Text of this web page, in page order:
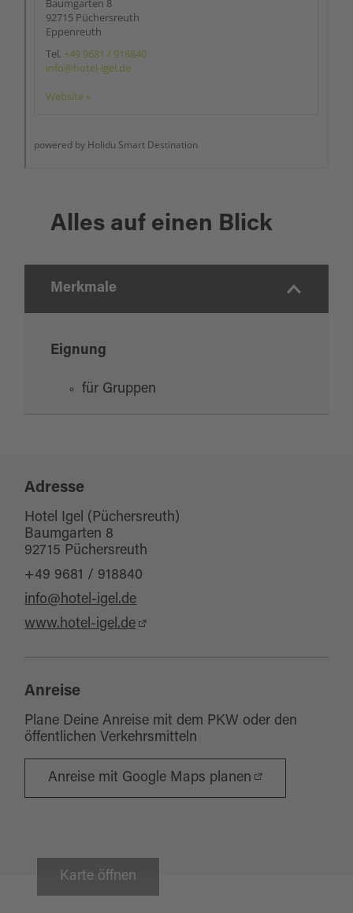
Alles auf einen Blick
Merkmale
Eignung
für Gruppen
Adresse
Hotel Igel (Püchersreuth)
Baumgarten 8
92715 Püchersreuth
+49 9681 / 918840
info@hotel-igel.de
www.hotel-igel.de
Anreise
Plane Deine Anreise mit dem PKW oder den
öffentlichen Verkehrsmitteln
Anreise mit Google Maps planen
Karte öffnen
Windischeschenbach